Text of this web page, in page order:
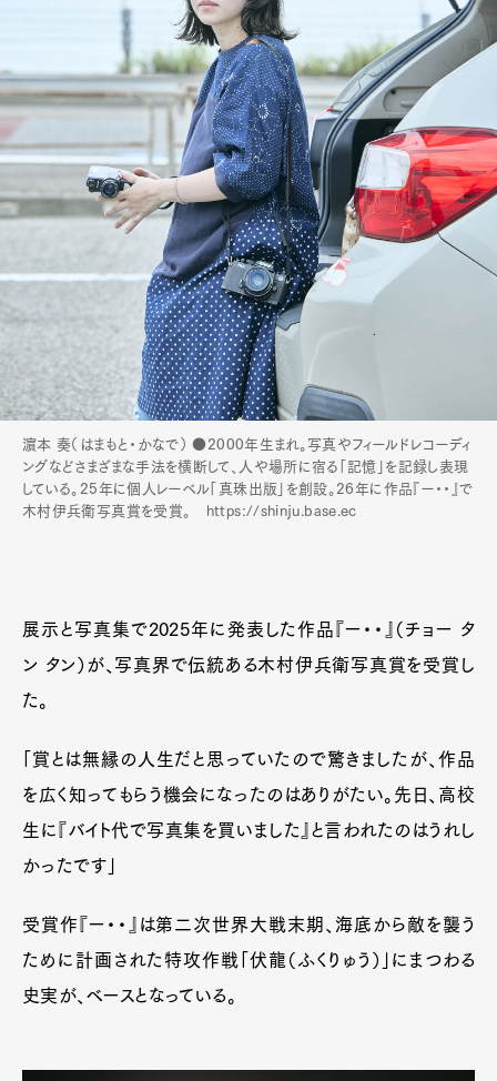
濵本 奏（はまもと・かなで） ●2000年生まれ。写真やフィールドレコーディ
ングなどさまざまな手法を横断して、人や場所に宿る「記憶」を記録し表現
している。25年に個人レーベル「真珠出版」を創設。26年に作品『ー・・』で
木村伊兵衛写真賞を受賞。 https://shinju.base.ec
展示と写真集で2025年に発表した作品『ー・・』（チョー タ
ン タン）が、写真界で伝統ある木村伊兵衛写真賞を受賞し
た。
「賞とは無縁の人生だと思っていたので驚きましたが、作品
を広く知ってもらう機会になったのはありがたい。先日、高校
生に『バイト代で写真集を買いました』と言われたのはうれし
かったです」
受賞作『ー・・』は第二次世界大戦末期、海底から敵を襲う
ために計画された特攻作戦「伏龍（ふくりゅう）」にまつわる
史実が、ベースとなっている。